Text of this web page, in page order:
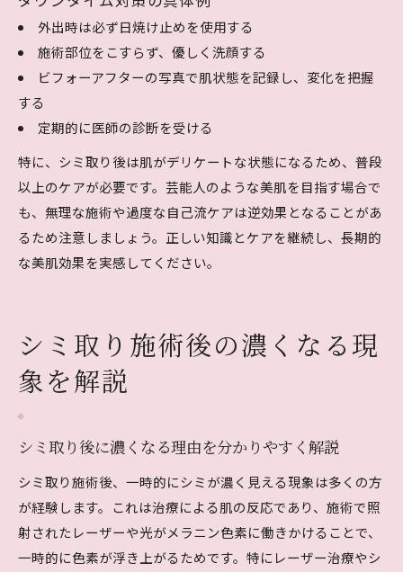
外出時は必ず日焼け止めを使用する
施術部位をこすらず、優しく洗顔する
ビフォーアフターの写真で肌状態を記録し、変化を把握
する
定期的に医師の診断を受ける
特に、シミ取り後は肌がデリケートな状態になるため、普段
以上のケアが必要です。芸能人のような美肌を目指す場合で
も、無理な施術や過度な自己流ケアは逆効果となることがあ
るため注意しましょう。正しい知識とケアを継続し、長期的
な美肌効果を実感してください。
シミ取り施術後の濃くなる現
象を解説
シミ取り後に濃くなる理由を分かりやすく解説
シミ取り施術後、一時的にシミが濃く見える現象は多くの方
が経験します。これは治療による肌の反応であり、施術で照
射されたレーザーや光がメラニン色素に働きかけることで、
一時的に色素が浮き上がるためです。特にレーザー治療やシ